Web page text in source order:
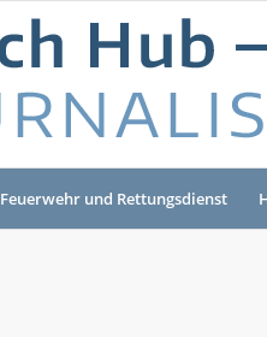
Feuerwehr und Rettungsdienst